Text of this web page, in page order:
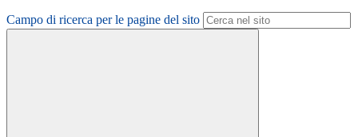
Campo di ricerca per le pagine del sito